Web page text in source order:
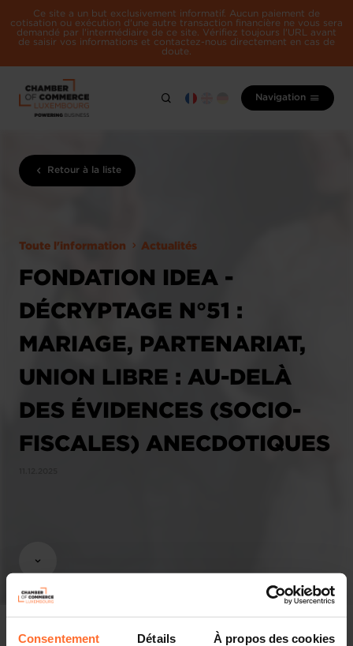
Consentement Détails À propos des cookies
Ce site a un but exclusivement informatif. Aucun paiement de
cotisation ou exécution d'une autre transaction financière ne vous sera
demandé par l'intermédiaire de ce site. Vérifiez toujours l'URL avant
de saisir vos informations et contactez-nous directement en cas de
doute.
Navigation
Retour à la liste
Toute l'information Actualités
FONDATION IDEA -
DÉCRYPTAGE N°51 :
MARIAGE, PARTENARIAT,
UNION LIBRE : AU-DELÀ
DES ÉVIDENCES (SOCIO-
FISCALES) ANECDOTIQUES